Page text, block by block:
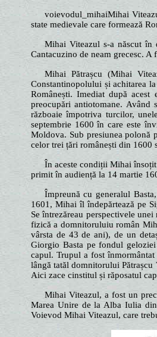
voievodul_mihaiMihai
state medievale care formează
Mihai Viteazul s-a născut în
Cantacuzino de neam grecesc.
Mihai Pătrașcu (Mihai
Constantinopolului și achitarea
Românești. Imediat după
preocupări antiotomane.
războaie împotriva turcilor,
septembrie 1600 în care este
Moldova. Sub presiunea
celor trei țări românești din 1600
În aceste condiții Mihai
primit în audiență la 14 martie
Împreună cu generalul
1601, Mihai îl îndepărtează pe
Se întrezăreau perspectivele
fizică a domnitoruluiu român
vârsta de 43 de ani), de un
Giorgio Basta pe fondul
capul. Trupul a fost
lângă tatăl domnitorului Pătrașcu
Aici zace cinstitul și răposatul
Mihai Viteazul, a fost un
Marea Unire de la Alba Iulia
Voievod Mihai Viteazul, care